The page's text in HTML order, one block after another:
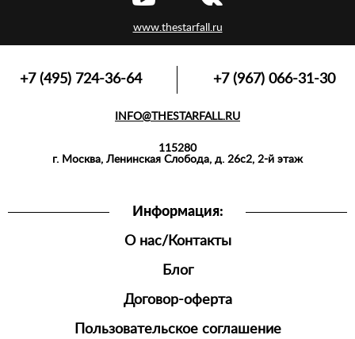
www.thestarfall.ru
Информация:
О нас/Контакты
Блог
Договор-оферта
Пользовательское соглашение
+7 (495) 724-36-64 +7 (967) 066-31-30
INFO@THESTARFALL.RU
115280
г. Москва, Ленинская Слобода, д. 26с2, 2-й этаж